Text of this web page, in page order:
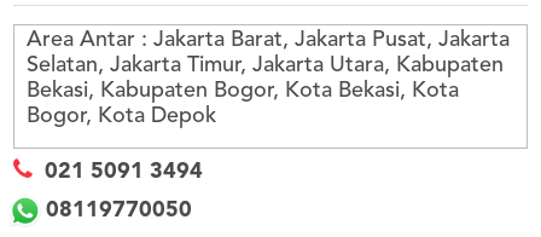
3494
LOGIN
DAFTAR
Area Antar : Jakarta Barat, Jakarta Pusat, Jakarta
Selatan, Jakarta Timur, Jakarta Utara, Kabupaten
Bekasi, Kabupaten Bogor, Kota Bekasi, Kota
Bogor, Kota Depok
021 5091 3494
08119770050